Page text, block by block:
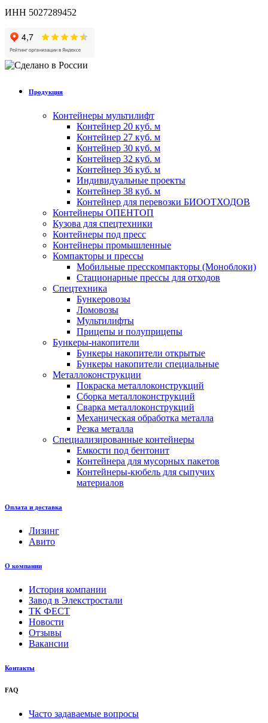
ИНН 5027289452
Продукция
Контейнеры мультилифт
Контейнер 20 куб. м
Контейнер 27 куб. м
Контейнер 30 куб. м
Контейнер 32 куб. м
Контейнер 36 куб. м
Индивидуальные проекты
Контейнер 38 куб. м
Контейнер для перевозки БИООТХОДОВ
Контейнеры ОПЕНТОП
Кузова для спецтехники
Контейнеры под пресс
Контейнеры промышленные
Компакторы и прессы
Мобильные пресскомпакторы (Моноблоки)
Стационарные прессы для отходов
Спецтехника
Бункеровозы
Ломовозы
Мультилифты
Прицепы и полуприцепы
Бункеры-накопители
Бункеры накопители открытые
Бункеры накопители специальные
Металлоконструкции
Покраска металлоконструкций
Сборка металлоконструкций
Сварка металлоконструкций
Механическая обработка металла
Резка металла
Специализированные контейнеры
Емкости под бентонит
Контейнера для мусорных пакетов
Контейнеры-кюбель для сыпучих
материалов
Оплата и доставка
Лизинг
Авито
О компании
История компании
Завод в Элекстростали
ТК ФЕСТ
Новости
Отзывы
Вакансии
Контакты
FAQ
Часто задаваемые вопросы